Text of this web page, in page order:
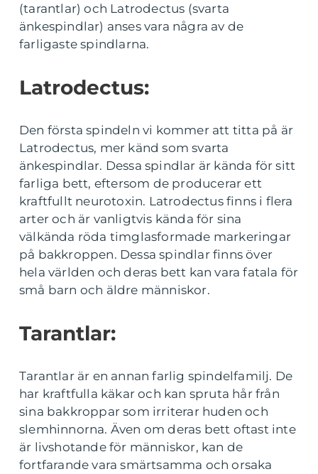
(tarantlar) och Latrodectus (svarta
änkespindlar) anses vara några av de
farligaste spindlarna.
Latrodectus:
Den första spindeln vi kommer att titta på är
Latrodectus, mer känd som svarta
änkespindlar. Dessa spindlar är kända för sitt
farliga bett, eftersom de producerar ett
kraftfullt neurotoxin. Latrodectus finns i flera
arter och är vanligtvis kända för sina
välkända röda timglasformade markeringar
på bakkroppen. Dessa spindlar finns över
hela världen och deras bett kan vara fatala för
små barn och äldre människor.
Tarantlar:
Tarantlar är en annan farlig spindelfamilj. De
har kraftfulla käkar och kan spruta hår från
sina bakkroppar som irriterar huden och
slemhinnorna. Även om deras bett oftast inte
är livshotande för människor, kan de
fortfarande vara smärtsamma och orsaka